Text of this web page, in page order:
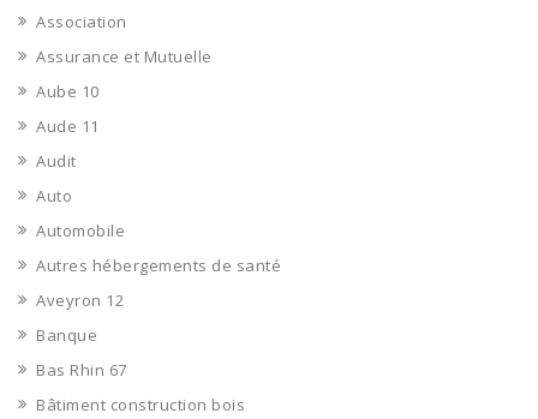
Association
Assurance et Mutuelle
Aube 10
Aude 11
Audit
Auto
Automobile
Autres hébergements de santé
Aveyron 12
Banque
Bas Rhin 67
Bâtiment construction bois